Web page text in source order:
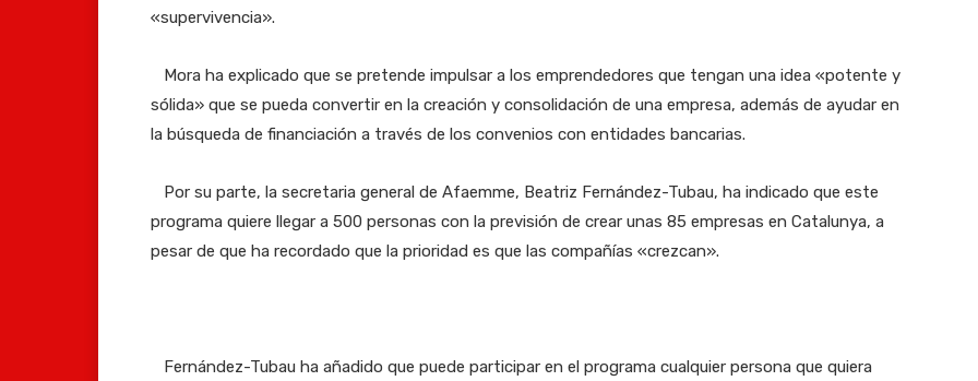
«supervivencia».
Mora ha explicado que se pretende impulsar a los emprendedores que tengan una idea «potente y
sólida» que se pueda convertir en la creación y consolidación de una empresa, además de ayudar en
la búsqueda de financiación a través de los convenios con entidades bancarias.
Por su parte, la secretaria general de Afaemme, Beatriz Fernández-Tubau, ha indicado que este
programa quiere llegar a 500 personas con la previsión de crear unas 85 empresas en Catalunya, a
pesar de que ha recordado que la prioridad es que las compañías «crezcan».
Fernández-Tubau ha añadido que puede participar en el programa cualquier persona que quiera